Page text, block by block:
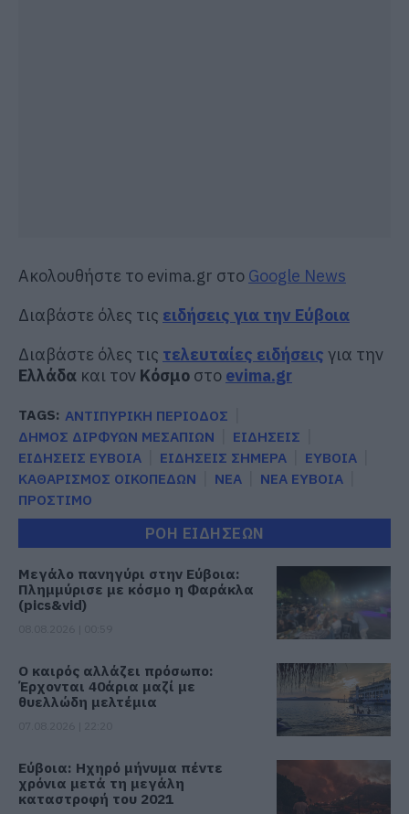
Ακολουθήστε το evima.gr στο Google News
Διαβάστε όλες τις ειδήσεις για την Εύβοια
Διαβάστε όλες τις τελευταίες ειδήσεις για την
Ελλάδα και τον Κόσμο στο evima.gr
TAGS: ΑΝΤΙΠΥΡΙΚΗ ΠΕΡΙΟΔΟΣ
ΔΗΜΟΣ ΔΙΡΦΥΩΝ ΜΕΣΑΠΙΩΝ
ΕΙΔΗΣΕΙΣ
ΕΙΔΗΣΕΙΣ ΕΥΒΟΙΑ
ΕΙΔΗΣΕΙΣ ΣΗΜΕΡΑ
ΕΥΒΟΙΑ
ΚΑΘΑΡΙΣΜΟΣ ΟΙΚΟΠΕΔΩΝ
ΝΕΑ
ΝΕΑ ΕΥΒΟΙΑ
ΠΡΟΣΤΙΜΟ
ΡΟΗ ΕΙΔΗΣΕΩΝ
Μεγάλο πανηγύρι στην Εύβοια:
Πλημμύρισε με κόσμο η Φαράκλα
(pics&vid)
Ο καιρός αλλάζει πρόσωπο:
Έρχονται 40άρια μαζί με
θυελλώδη μελτέμια
Εύβοια: Ηχηρό μήνυμα πέντε
χρόνια μετά τη μεγάλη
καταστροφή του 2021